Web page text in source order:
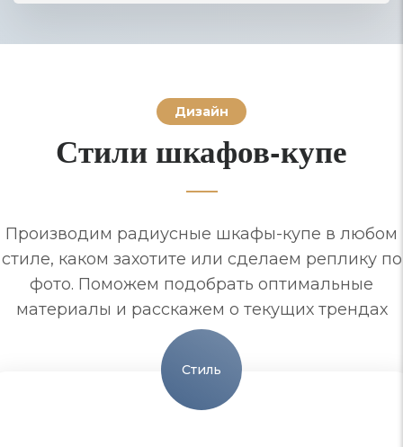
Дизайн
Стили шкафов-купе
Производим радиусные шкафы-купе в любом
стиле, каком захотите или сделаем реплику по
фото. Поможем подобрать оптимальные
материалы и расскажем о текущих трендах
Стиль